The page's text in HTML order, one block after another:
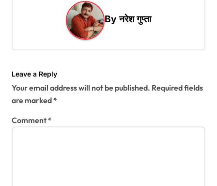
t
i
n
Byनरेश गुप्ता
Leave a Reply
Your email address will not be published. Required fields
are marked*
Comment*